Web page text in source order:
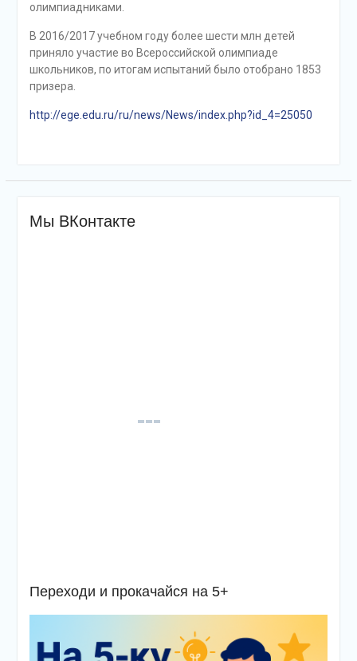
олимпиадниками.
В 2016/2017 учебном году более шести млн детей
приняло участие во Всероссийской олимпиаде
школьников, по итогам испытаний было отобрано 1853
призера.
http://ege.edu.ru/ru/news/News/index.php?id_4=25050
Мы ВКонтакте
Переходи и прокачайся на 5+